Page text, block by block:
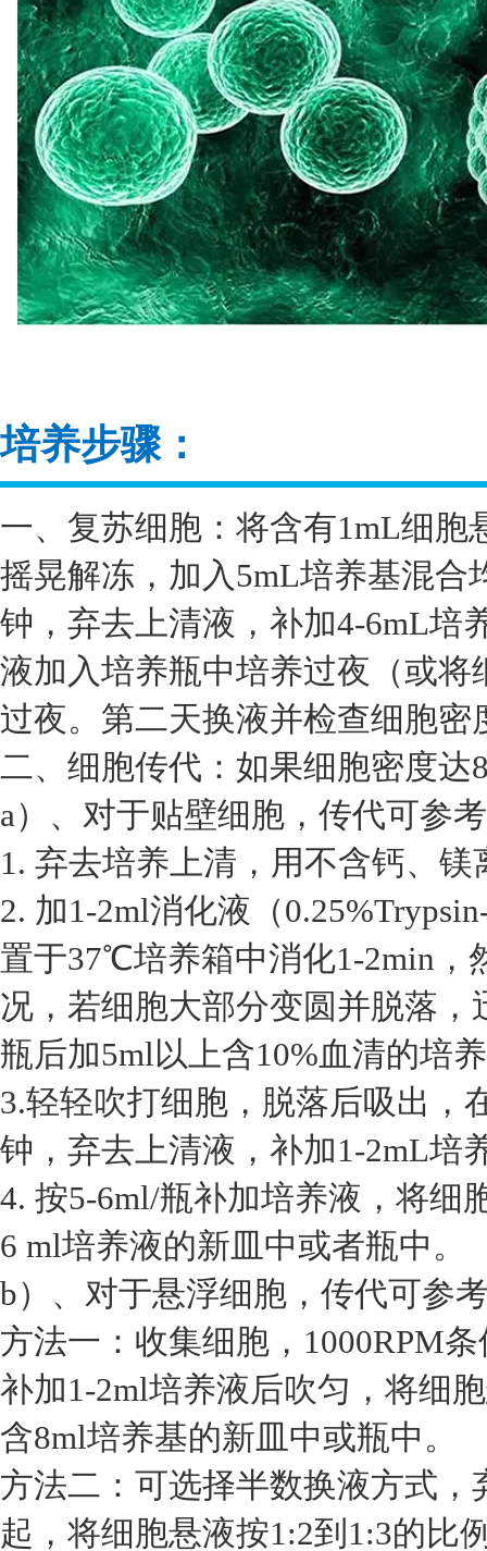
培养步骤：
一、复苏细胞：将含有1mL细
摇晃解冻，加入5mL培养基混合
钟，弃去上清液，补加4-6mL培
液加入培养瓶中培养过夜（或
过夜。第二天换液并检查细胞密
二、细胞传代：如果细胞密度达
a）、对于贴壁细胞，传代可参
1. 弃去培养上清，用不含钙、镁
2. 加1-2ml消化液（
置于37℃培养箱中消化1-2min，
况，若细胞大部分变圆并脱落
瓶后加5ml以上含10%血清的培
3.轻轻吹打细胞，脱落后吸出，
钟，弃去上清液，补加1-2mL培
4. 按5-6ml/瓶补加培养液，将细
6 ml培养液的新皿中或者瓶中。
b）、对于悬浮细胞，传代可参
方法一：收集细胞，1000RPM
补加1-2ml培养液后吹匀，将细
含8ml培养基的新皿中或瓶中。
方法二：可选择半数换液方式
起，将细胞悬液按1:2到1:3的比